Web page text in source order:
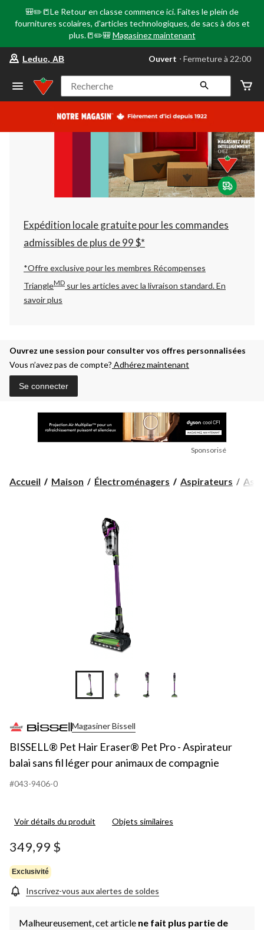
🎒✏️📒Le Retour en classe commence ici. Faites le plein de
fournitures scolaires, d'articles technologiques, de sacs à dos et
plus.📒✏️🎒 Magasinez maintenant
votre
préféré
Leduc,
AB,
courament
Fermeture
à
22:00
cliquer
pour
changer
Leduc, AB Ouvert ⋅ Fermeture à 22:00
Recherche
Expédition locale gratuite pour les commandes
admissibles de plus de 99 $*
*Offre exclusive pour les membres Récompenses
TriangleMD sur les articles avec la livraison standard.En
savoir plus
Ouvrez une session pour consulter vos offres personnalisées
Vous n’avez pas de compte? Adhérez maintenant
Se connecter
Sponsorisé
Accueil Maison Électroménagers Aspirateurs
+8
Magasiner Bissell
BISSELL® Pet Hair Eraser® Pet Pro - Aspirateur
balai sans fil léger pour animaux de compagnie
#043-9406-0
Voir détails du produit Objets similaires
349,99 $
Exclusivité
Inscrivez-vous aux alertes de soldes
Malheureusement, cet article ne fait plus partie de